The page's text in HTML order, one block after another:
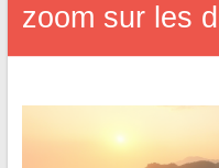
zoom sur les